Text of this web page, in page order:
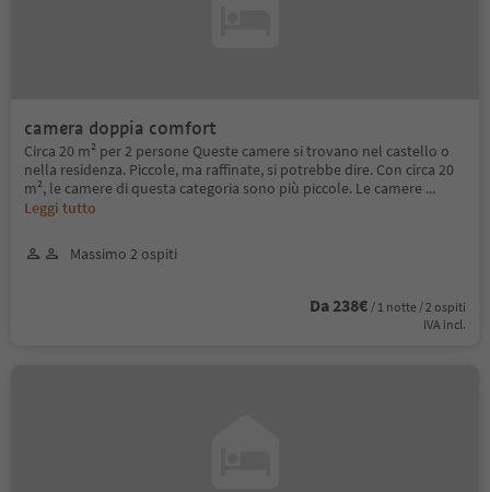
camera doppia comfort
Circa 20 m² per 2 persone Queste camere si trovano nel castello o
nella residenza. Piccole, ma raffinate, si potrebbe dire. Con circa 20
m², le camere di questa categoria sono più piccole. Le camere ...
Leggi tutto
Massimo 2 ospiti
Da 238€ / 1 notte / 2 ospiti
IVA incl.